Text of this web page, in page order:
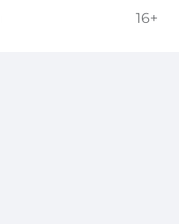
16+